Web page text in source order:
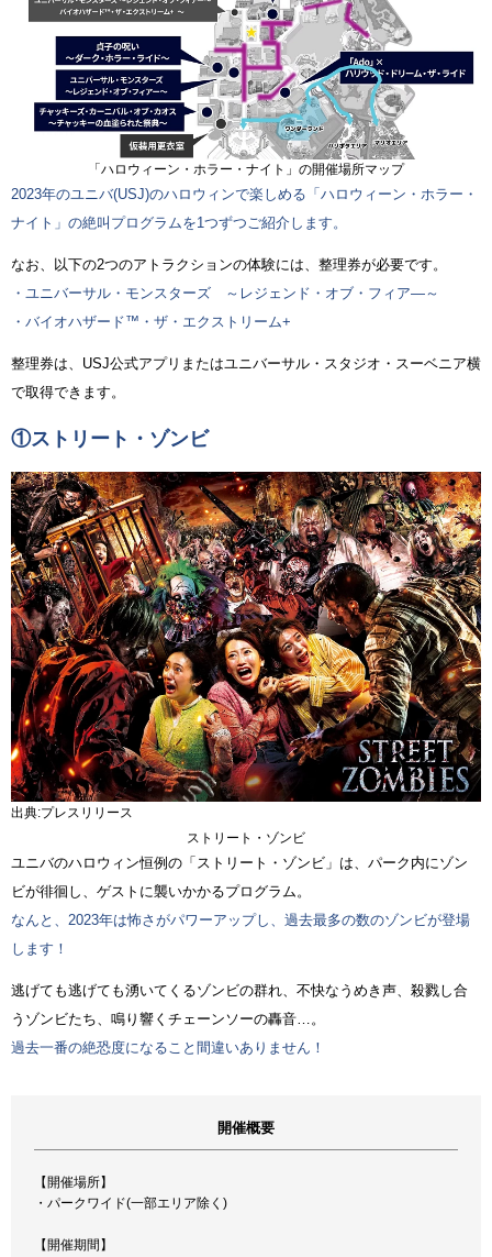
「ハロウィーン・ホラー・ナイト」の開催場所マップ
2023年のユニバ(USJ)のハロウィンで楽しめる「ハロウィーン・ホラー・
ナイト」の絶叫プログラムを1つずつご紹介します。
なお、以下の2つのアトラクションの体験には、整理券が必要です。
・ユニバーサル・モンスターズ ～レジェンド・オブ・フィア―～
・バイオハザード™・ザ・エクストリーム+
整理券は、USJ公式アプリまたはユニバーサル・スタジオ・スーベニア横
で取得できます。
①ストリート・ゾンビ
出典:プレスリリース
ストリート・ゾンビ
ユニバのハロウィン恒例の「ストリート・ゾンビ」は、パーク内にゾン
ビが徘徊し、ゲストに襲いかかるプログラム。
なんと、2023年は怖さがパワーアップし、過去最多の数のゾンビが登場
します！
逃げても逃げても湧いてくるゾンビの群れ、不快なうめき声、殺戮し合
うゾンビたち、鳴り響くチェーンソーの轟音…。
過去一番の絶恐度になること間違いありません！
開催概要
【開催場所】
・パークワイド(一部エリア除く)
【開催期間】